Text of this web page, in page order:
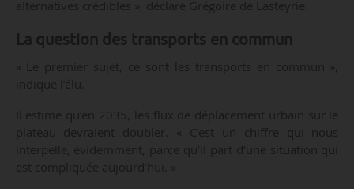
alternatives crédibles », déclare Grégoire de Lasteyrie.
La question des transports en commun
« Le premier sujet, ce sont les transports en commun »,
indique l’élu.
Il estime qu’en 2035, les flux de déplacement urbain sur le
plateau devraient doubler. « C’est un chiffre qui nous
interpelle, évidemment, parce qu’il part d’une situation qui
est compliquée aujourd’hui. »